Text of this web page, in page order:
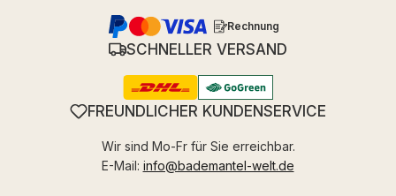
Rechnung
SCHNELLER VERSAND
FREUNDLICHER KUNDENSERVICE
Wir sind Mo-Fr für Sie erreichbar.
E-Mail: info@bademantel-welt.de